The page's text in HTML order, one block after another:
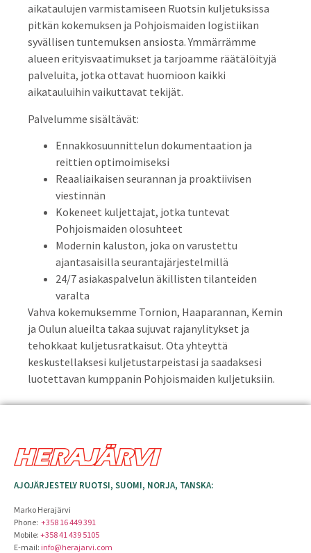
aikataulujen varmistamiseen Ruotsin kuljetuksissa
pitkän kokemuksen ja Pohjoismaiden logistiikan
syvällisen tuntemuksen ansiosta. Ymmärrämme
alueen erityisvaatimukset ja tarjoamme räätälöityjä
palveluita, jotka ottavat huomioon kaikki
aikatauluihin vaikuttavat tekijät.
Palvelumme sisältävät:
Ennakkosuunnittelun dokumentaation ja
reittien optimoimiseksi
Reaaliaikaisen seurannan ja proaktiivisen
viestinnän
Kokeneet kuljettajat, jotka tuntevat
Pohjoismaiden olosuhteet
Modernin kaluston, joka on varustettu
ajantasaisilla seurantajärjestelmillä
24/7 asiakaspalvelun äkillisten tilanteiden
varalta
Vahva kokemuksemme Tornion, Haaparannan, Kemin
ja Oulun alueilta takaa sujuvat rajanylitykset ja
tehokkaat kuljetusratkaisut. Ota yhteyttä
keskustellaksesi kuljetustarpeistasi ja saadaksesi
luotettavan kumppanin Pohjoismaiden kuljetuksiin.
AJOJÄRJESTELY RUOTSI, SUOMI, NORJA, TANSKA:
Marko Herajärvi
Phone: +358 16 449 391
Mobile: +358 41 439 5105
E-mail: info@herajarvi.com